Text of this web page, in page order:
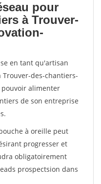
pour
à Trouver-
en tant qu'artisan
des-chantiers-
alimenter
de son entreprise
à oreille peut
progresser et
obligatoirement
prospectsion dans